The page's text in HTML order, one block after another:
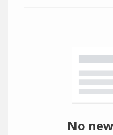
No